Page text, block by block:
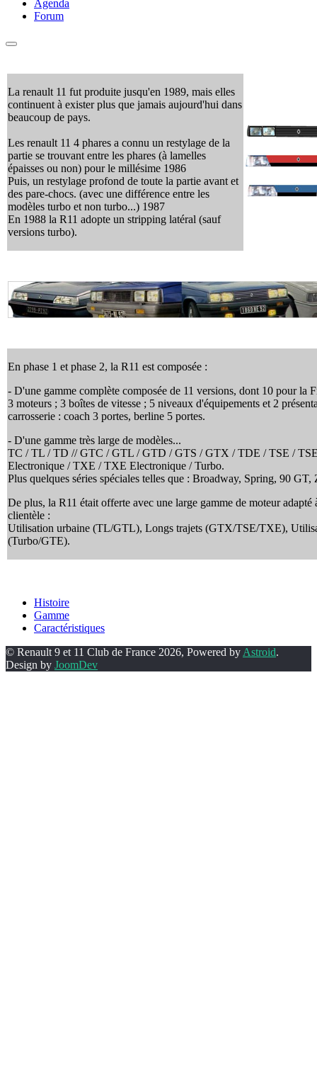
Agenda
Forum
La renault 11 fut produite jusqu'en 1989, mais elles
continuent à exister plus que jamais aujourd'hui dans
beaucoup de pays.
Les renault 11 4 phares a connu un restylage de la
partie se trouvant entre les phares (à lamelles
épaisses ou non) pour le millésime 1986
Puis, un restylage profond de toute la partie avant et
des pare-chocs. (avec une différence entre les
modèles turbo et non turbo...) 1987
En 1988 la R11 adopte un stripping latéral (sauf
versions turbo).
En phase 1 et phase 2, la R11 est composée :
- D'une gamme complète composée de 11 versions, dont 10 pour la
3 moteurs ; 3 boîtes de vitesse ; 5 niveaux d'équipements et 2
carrosserie : coach 3 portes, berline 5 portes.
- D'une gamme très large de modèles...
TC / TL / TD // GTC / GTL / GTD / GTS / GTX / TDE / TSE /
Electronique / TXE / TXE Electronique / Turbo.
Plus quelques séries spéciales telles que : Broadway, Spring, 90 GT,
De plus, la R11 était offerte avec une large gamme de moteur adapté
clientèle :
Utilisation urbaine (TL/GTL), Longs trajets (GTX/TSE/TXE),
(Turbo/GTE).
Histoire
Gamme
Caractéristiques
© Renault 9 et 11 Club de France 2026, Powered by Astroid.
Design by JoomDev